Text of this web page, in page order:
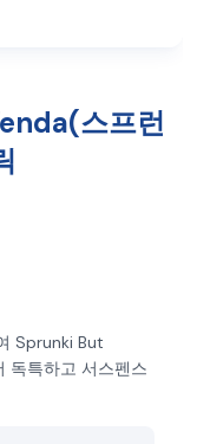
스프런
Sprunki But
독특하고 서스펜스